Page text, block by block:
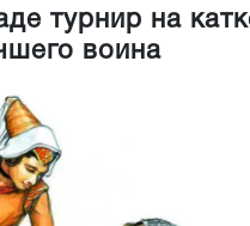
турнир на
воина